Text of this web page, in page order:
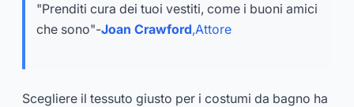
"Prenditi cura dei tuoi vestiti, come i buoni amici
che sono"-Joan Crawford,Attore
Scegliere il tessuto giusto per i costumi da bagno ha